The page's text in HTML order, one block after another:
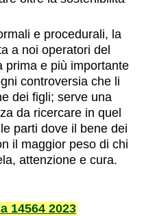
e procedurali, la
a noi operatori del
prima e più importante
controversia che li
dei figli; serve una
da ricercare in quel
parti dove il bene dei
il maggior peso di chi
attenzione e cura.
14564 2023